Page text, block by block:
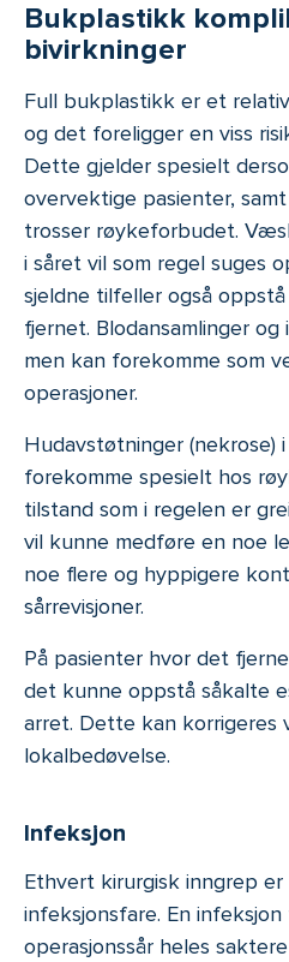
Bukplastikk
bivirkninger
Full bukplastikk er et
og det foreligger en viss
Dette gjelder spesielt
overvektige pasienter,
trosser røykeforbudet.
i såret vil som regel suges
sjeldne tilfeller også
fjernet. Blodansamlinger
men kan forekomme som
operasjoner.
Hudavstøtninger (nekrose)
forekomme spesielt hos
tilstand som i regelen er
vil kunne medføre en noe
noe flere og hyppigere
sårrevisjoner.
På pasienter hvor det
det kunne oppstå såkalte
arret. Dette kan korrigeres
lokalbedøvelse.
Infeksjon
Ethvert kirurgisk inngrep
infeksjonsfare. En
operasjonssår heles